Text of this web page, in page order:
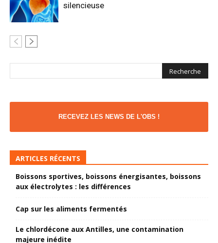
silencieuse
RECEVEZ LES NEWS DE L'OBS !
ARTICLES RÉCENTS
Boissons sportives, boissons énergisantes, boissons
aux électrolytes : les différences
Cap sur les aliments fermentés
Le chlordécone aux Antilles, une contamination
majeure inédite